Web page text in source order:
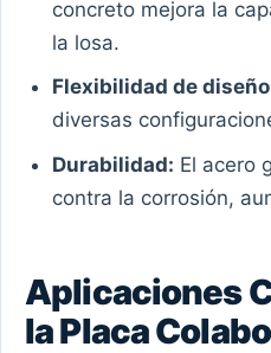
concreto mejora la
la losa.
Flexibilidad de
diversas
Durabilidad: El acero
contra la corrosión,
Aplicaciones
la Placa